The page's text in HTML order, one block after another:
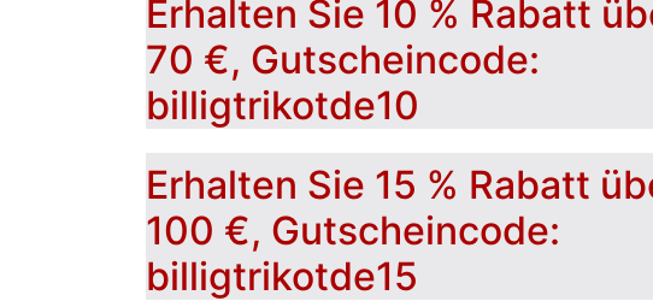
Erhalten Sie 10 % Rabatt
70 €, Gutscheincode:
billigtrikotde10
Erhalten Sie 15 % Rabatt
100 €, Gutscheincode:
billigtrikotde15